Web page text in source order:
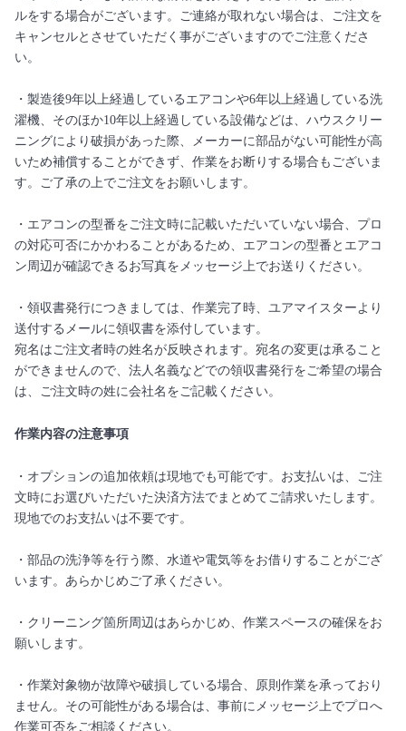
ルをする場合がございます。ご連絡が取れない場合は、ご注文を
キャンセルとさせていただく事がございますのでご注意くださ
い。
・製造後9年以上経過しているエアコンや6年以上経過している洗
濯機、そのほか10年以上経過している設備などは、ハウスクリー
ニングにより破損があった際、メーカーに部品がない可能性が高
いため補償することができず、作業をお断りする場合もございま
す。ご了承の上でご注文をお願いします。
・エアコンの型番をご注文時に記載いただいていない場合、プロ
の対応可否にかかわることがあるため、エアコンの型番とエアコ
ン周辺が確認できるお写真をメッセージ上でお送りください。
・領収書発行につきましては、作業完了時、ユアマイスターより
送付するメールに領収書を添付しています。
宛名はご注文者時の姓名が反映されます。宛名の変更は承ること
ができませんので、法人名義などでの領収書発行をご希望の場合
は、ご注文時の姓に会社名をご記載ください。
作業内容の注意事項
・オプションの追加依頼は現地でも可能です。お支払いは、ご注
文時にお選びいただいた決済方法でまとめてご請求いたします。
現地でのお支払いは不要です。
・部品の洗浄等を行う際、水道や電気等をお借りすることがござ
います。あらかじめご了承ください。
・クリーニング箇所周辺はあらかじめ、作業スペースの確保をお
願いします。
・作業対象物が故障や破損している場合、原則作業を承っており
ません。その可能性がある場合は、事前にメッセージ上でプロへ
作業可否をご相談ください。